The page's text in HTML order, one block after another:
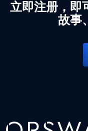
立即注册，即
故事